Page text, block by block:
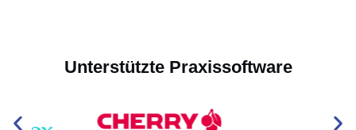
Unterstützte Praxissoftware